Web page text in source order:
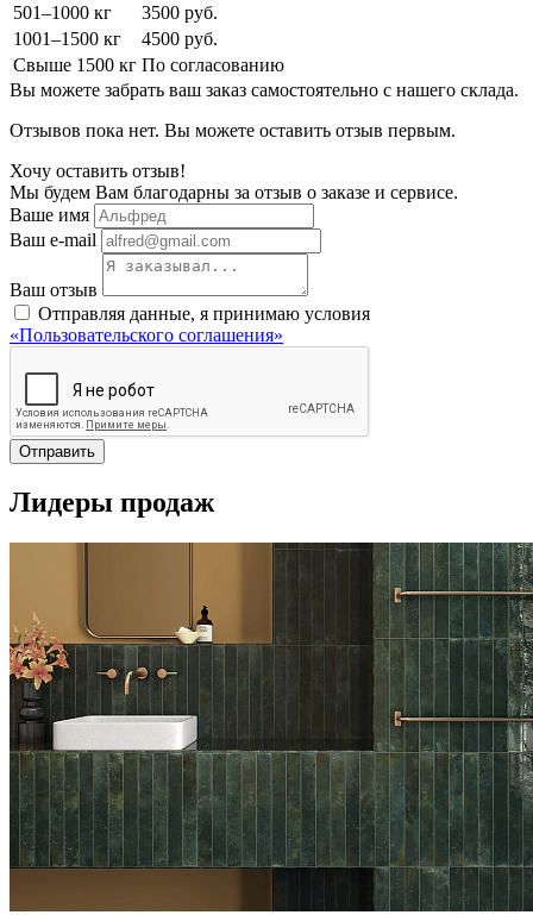
501–1000 кг
3500 руб.
1001–1500 кг
4500 руб.
Свыше 1500 кг По согласованию
Вы можете забрать ваш заказ самостоятельно с нашего склада.
Отзывов пока нет. Вы можете оставить отзыв первым.
Хочу оставить отзыв!
Мы будем Вам благодарны за отзыв о заказе и сервисе.
Ваше имя
Ваш e-mail
Ваш отзыв
Отправляя данные, я принимаю условия
«Пользовательского соглашения»
Отправить
Лидеры продаж